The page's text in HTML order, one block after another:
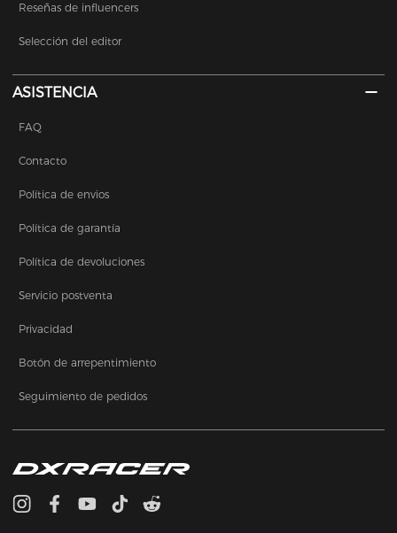
Reseñas de influencers
Selección del editor
ASISTENCIA
FAQ
Contacto
Política de envios
Política de garantía
Política de devoluciones
Servicio postventa
Privacidad
Botón de arrepentimiento
Seguimiento de pedidos